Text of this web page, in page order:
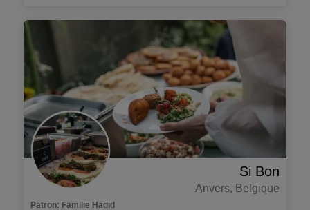
Si Bon
Anvers, Belgique
Patron: Familie Hadid